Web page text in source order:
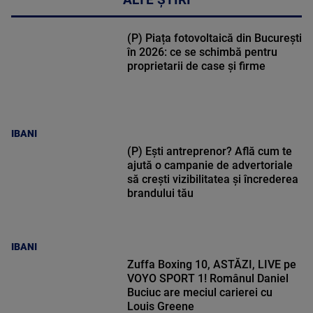
IBANI
(P) Piața fotovoltaică din București
în 2026: ce se schimbă pentru
proprietarii de case și firme
IBANI
(P) Ești antreprenor? Află cum te
ajută o campanie de advertoriale
să crești vizibilitatea și încrederea
brandului tău
Zuffa Boxing 10, ASTĂZI, LIVE pe
VOYO SPORT 1! Românul Daniel
Buciuc are meciul carierei cu
Louis Greene